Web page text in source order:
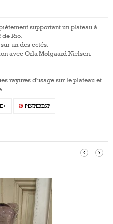
supportant un plateau à
de Rio.
un des cotés.
avec Orla Mølgaard Nielsen.
rayures d'usage sur le plateau et
PINTEREST
‹ ›